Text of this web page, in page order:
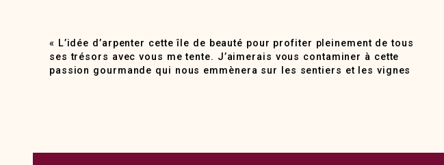
« L’idée d’arpenter cette île de beauté pour profiter pleinement de tous
ses trésors avec vous me tente. J’aimerais vous contaminer à cette
passion gourmande qui nous emmènera sur les sentiers et les vignes
baignés de soleil qui surplombent la Méditerranée, avec cet accent